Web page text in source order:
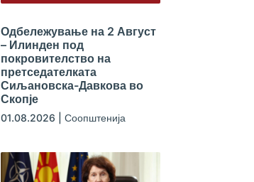
Одбележување на 2 Август
– Илинден под
покровителство на
претседателката
Сиљановска-Давкова во
Скопје
01.08.2026 Соопштенија